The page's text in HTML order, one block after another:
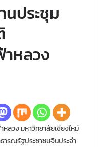
นประชุม
หลวง
หาวิทยาลัยเชียงใหม่
รณรัฐประชาชนจีนประจำ